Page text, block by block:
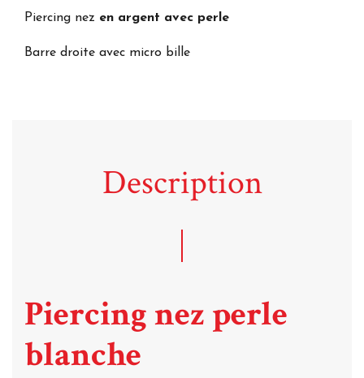
Piercing nez en argent avec perle
Barre droite avec micro bille
Description
Piercing nez perle
blanche